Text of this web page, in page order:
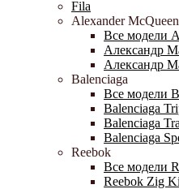
Fila
Alexander McQueen
Все модели
Александр
Александр
Balenciaga
Все модели
Balenciaga
Balenciaga
Balenciaga
Reebok
Все модели
Reebok Zig